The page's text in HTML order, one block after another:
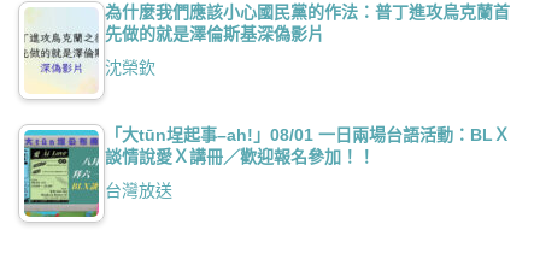
為什麼我們應該小心國民黨的作法：普丁進攻烏克蘭首
先做的就是澤倫斯基深偽影片
沈榮欽
「大tūn埕起事–ah!」08/01 一日兩場台語活動：BLＸ
談情說愛Ｘ講冊／歡迎報名參加！！
台灣放送